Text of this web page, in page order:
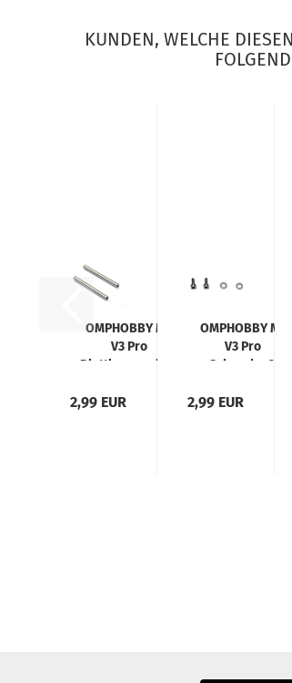
KUNDEN, WELCHE
OMPHOBBY M1
V3 Pro
Blattlagerwellen
2,99 EUR
OMPHOBBY M1
V3 Pro
Schraube &
Blattlagerwelle
2,99 EUR